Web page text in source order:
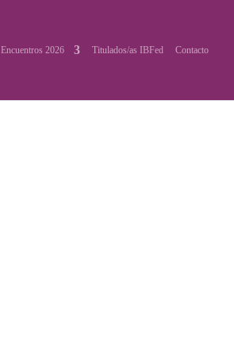
Encuentros 2026 Titulados/as IBFed Contacto